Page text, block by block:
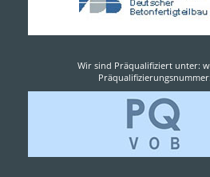
Wir sind Präqualifiziert unter: